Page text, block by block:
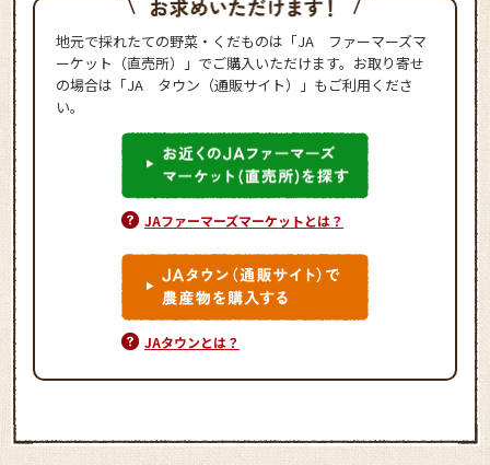
地元で採れたての野菜・くだものは「JA ファーマーズマ
ーケット（直売所）」でご購入いただけます。お取り寄せ
の場合は「JA タウン（通販サイト）」もご利用くださ
い。
JAファーマーズマーケットとは？
JAタウンとは？